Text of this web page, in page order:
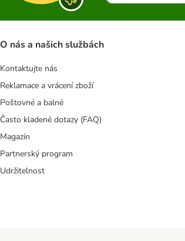
O nás a našich službách
Kontaktujte nás
Reklamace a vrácení zboží
Poštovné a balné
Často kladené dotazy (FAQ)
Magazín
Partnerský program
Udržitelnost